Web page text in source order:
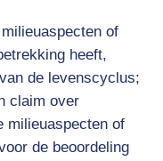
of
heeft,
de levenscyclus;
claim over
milieuaspecten of
de beoordeling